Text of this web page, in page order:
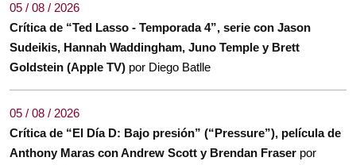
05 / 08 / 2026
Crítica de “Ted Lasso - Temporada 4”, serie con Jason
Sudeikis, Hannah Waddingham, Juno Temple y Brett
Goldstein (Apple TV) por Diego Batlle
05 / 08 / 2026
Crítica de “El Día D: Bajo presión” (“Pressure”), película de
Anthony Maras con Andrew Scott y Brendan Fraser por